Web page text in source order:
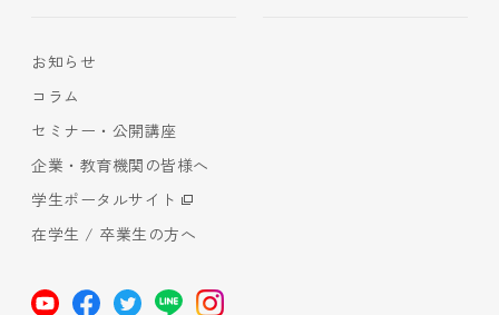
お知らせ
コラム
セミナー・公開講座
企業・教育機関の皆様へ
学生ポータルサイト
在学生 / 卒業生の方へ